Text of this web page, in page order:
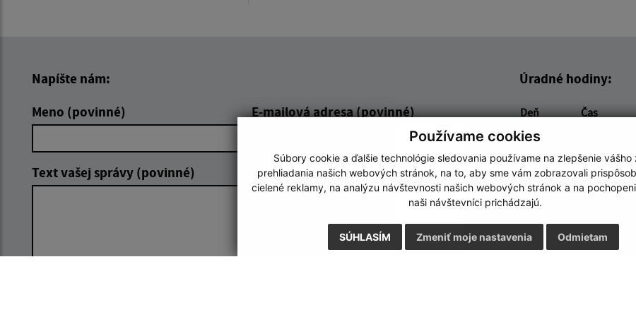
Používame cookies
Súbory cookie a ďalšie technológie sledovania používame na zlepšenie vášho
prehliadania našich webových stránok, na to, aby sme vám zobrazovali
cielené reklamy, na analýzu návštevnosti našich webových stránok a na
naši návštevníci prichádzajú.
SÚHLASÍM Odmietam
Zmeniť moje nastavenia
Napíšte nám:
Meno (povinné)
E-mailová adresa (povinné)
Text vašej správy (povinné)
Úradné hodiny:
Deň
Čas
Pondelok:
Streda:
8:00 - 12:00
Štvrtok:
Piatok: